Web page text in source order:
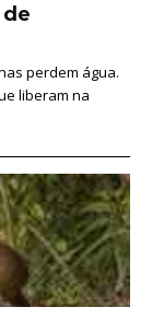
perdem água.
liberam na